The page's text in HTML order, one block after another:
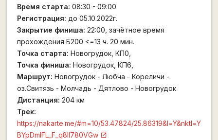
Время старта: 08:30 - 09:00
Регистрация: до 05.10.2022г.
Закрытие финиша: 22:00, зачётное время
прохождения Б200 <=13 ч. 20 мин.
Точка старта: Новогрудок, КП0,
Точка финиша: Новогрудок, КП6,
Маршрут: Новогрудок - Любча - Кореличи -
оз.Свитязь - Молчадь - Дятлово - Новогрудок
Дистанция: 204 км
Трек:
https://nakarte.me/#m=10/53.47824/25.86319&l=Y&nktl=Y
BYpDmlFL_F_q8II780VGw